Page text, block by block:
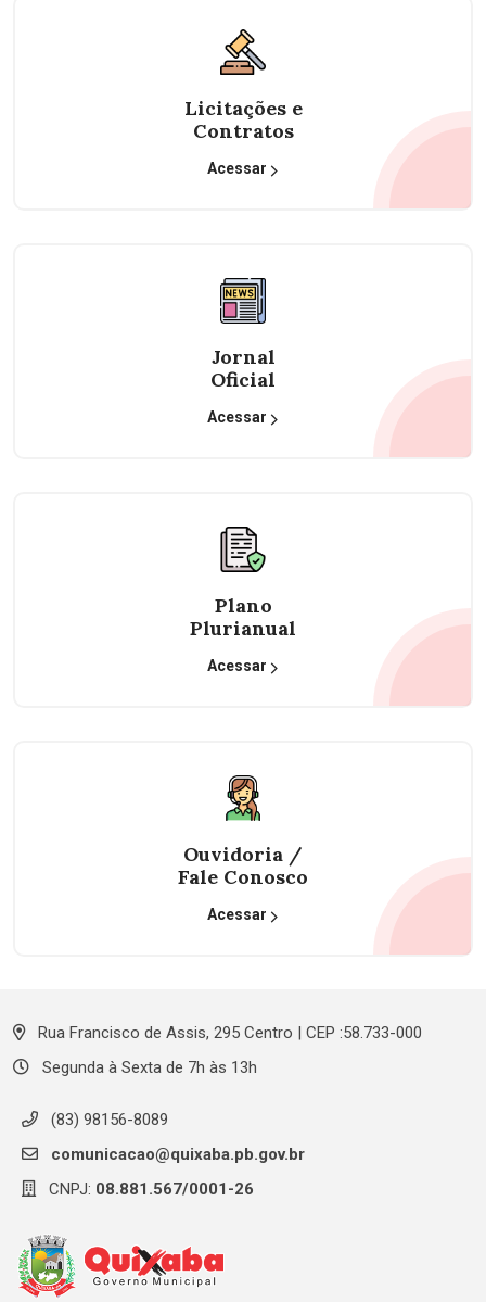
Licitações e
Contratos
Acessar
Jornal
Oficial
Acessar
Plano
Plurianual
Acessar
Ouvidoria /
Fale Conosco
Acessar
Rua Francisco de Assis, 295 Centro | CEP :58.733-000
Segunda à Sexta de 7h às 13h
(83) 98156-8089
comunicacao@quixaba.pb.gov.br
CNPJ: 08.881.567/0001-26